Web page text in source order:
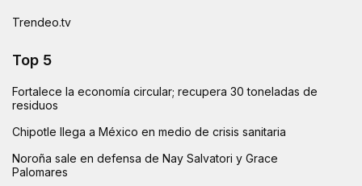
Trendeo.tv
Top 5
Fortalece la economía circular; recupera 30 toneladas de
residuos
Chipotle llega a México en medio de crisis sanitaria
Noroña sale en defensa de Nay Salvatori y Grace
Palomares